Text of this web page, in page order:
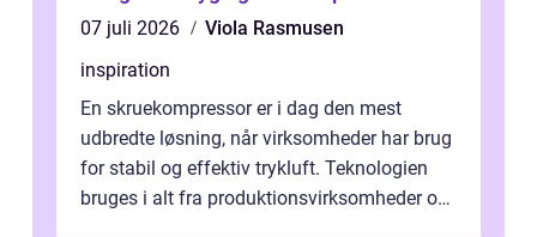
07 juli 2026
Viola Rasmusen
inspiration
En skruekompressor er i dag den mest
udbredte løsning, når virksomheder har brug
for stabil og effektiv trykluft. Teknologien
bruges i alt fra produktionsvirksomheder og